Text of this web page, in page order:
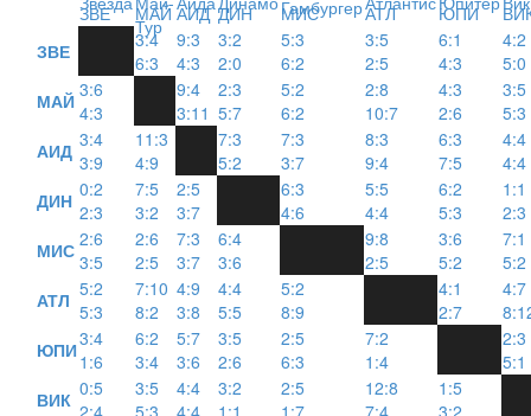
ЗВЕ МАЙ АИД ДИН МИС АТЛ ЮПИ
ЗВЕ
3:4
6:3
9:3
4:3
3:2
2:0
5:3
6:2
3:5
2:5
6:1
4:3
4:2
5:0
МАЙ 3:6
4:3
9:4
3:11
2:3
5:7
5:2
6:2
2:8
10:7
4:3
2:6
3:5
5:3
АИД 3:4
3:9
11:3
4:9
7:3
5:2
7:3
3:7
8:3
9:4
6:3
7:5
4:4
4:4
ДИН 0:2
2:3
7:5
3:2
2:5
3:7
6:3
4:6
5:5
4:4
6:2
5:3
1:1
2:3
МИС 2:6
3:5
2:6
2:5
7:3
3:7
6:4
3:6
9:8
2:5
3:6
5:2
7:1
5:2
АТЛ 5:2
5:3
7:10
8:2
4:9
3:8
4:4
5:5
5:2
8:9
4:1
2:7
4:7
ЮПИ3:4
1:6
6:2
3:4
5:7
3:6
3:5
2:6
2:5
6:3
7:2
1:4
2:3
5:1
ВИК 0:5
3:5
4:4
3:2
2:5
12:8
1:5